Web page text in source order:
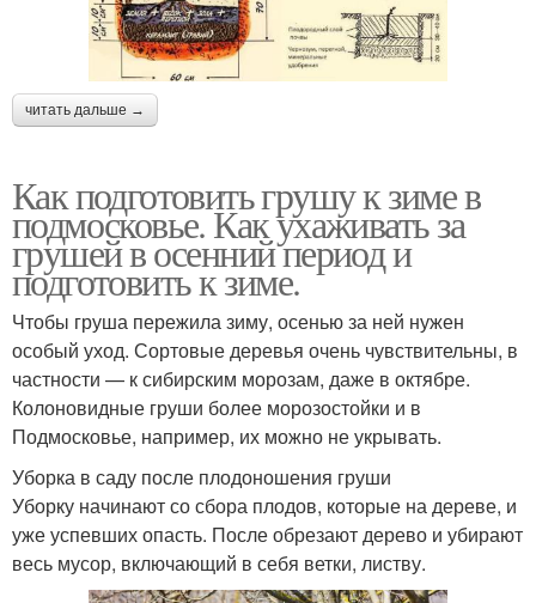
читать дальше →
Как подготовить грушу к зиме в
подмосковье. Как ухаживать за
грушей в осенний период и
подготовить к зиме.
Чтобы груша пережила зиму, осенью за ней нужен
особый уход. Сортовые деревья очень чувствительны, в
частности — к сибирским морозам, даже в октябре.
Колоновидные груши более морозостойки и в
Подмосковье, например, их можно не укрывать.
Уборка в саду после плодоношения груши
Уборку начинают со сбора плодов, которые на дереве, и
уже успевших опасть. После обрезают дерево и убирают
весь мусор, включающий в себя ветки, листву.